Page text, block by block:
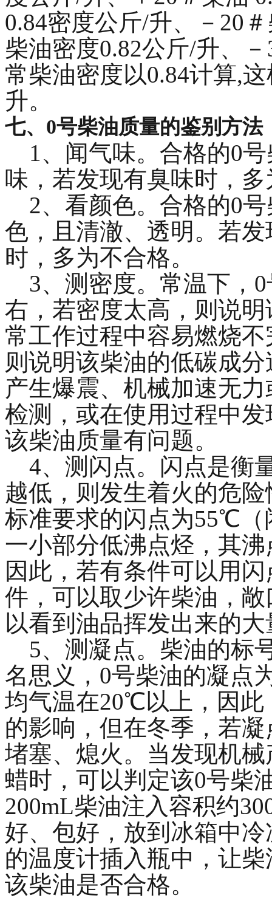
0.84密度公斤/升、－20
柴油密度0.82公斤/升、
常柴油密度以0.84计算,
升。
七、0号柴油质量的鉴别方法
1、闻气味。合格的0
味，若发现有臭味时，
2、看颜色。合格的0
色，且清澈、透明。若
时，多为不合格。
3、测密度。常温下，0
右，若密度太高，则说
常工作过程中容易燃烧
则说明该柴油的低碳成
产生爆震、机械加速无
检测，或在使用过程中
该柴油质量有问题。
4、测闪点。闪点是衡
越低，则发生着火的危
标准要求的闪点为55℃（
一小部分低沸点烃，其
因此，若有条件可以用
件，可以取少许柴油，
以看到油品挥发出来的
5、测凝点。柴油的标
名思义，0号柴油的凝点
均气温在20℃以上，因此
的影响，但在冬季，若
堵塞、熄火。当发现机
蜡时，可以判定该0号柴
200mL柴油注入容积约
好、包好，放到冰箱中
的温度计插入瓶中，让
该柴油是否合格。